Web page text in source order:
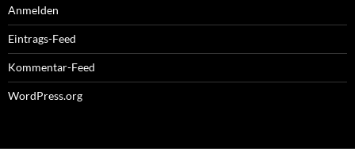
Anmelden
Eintrags-Feed
Kommentar-Feed
WordPress.org